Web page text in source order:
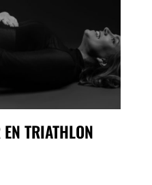
TRIATHLON